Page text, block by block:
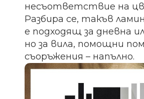
несъответствие на
Разбира се, такъв
е подходящ за дневна
но за вила, помощни
съоръжения – напълно.